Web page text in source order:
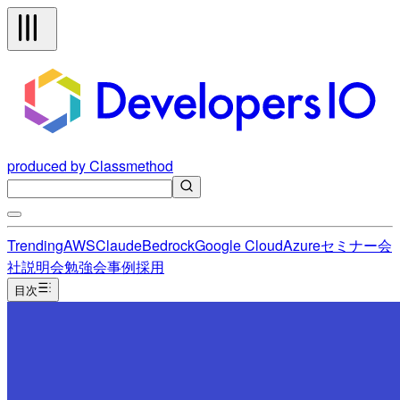
produced by Classmethod
TrendingAWSClaudeBedrockGoogle CloudAzureセミナー会
社説明会勉強会事例採用
目次